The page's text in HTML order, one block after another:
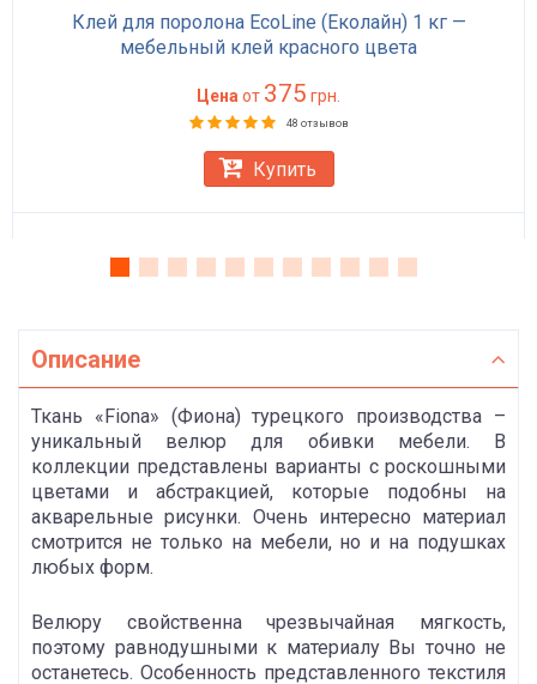
Клей для поролона EcoLine (Еколайн) 1 кг —
мебельный клей красного цвета
Цена от 375 грн.
48 отзывов
Купить
Описание
Ткань «Fiona» (Фиона) турецкого производства –
уникальный велюр для обивки мебели. В
коллекции представлены варианты с роскошными
цветами и абстракцией, которые подобны на
акварельные рисунки. Очень интересно материал
смотрится не только на мебели, но и на подушках
любых форм.
Велюру свойственна чрезвычайная мягкость,
поэтому равнодушными к материалу Вы точно не
останетесь. Особенность представленного текстиля